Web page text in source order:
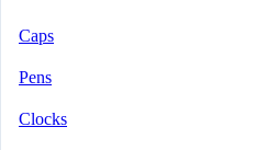
Caps
Pens
Clocks